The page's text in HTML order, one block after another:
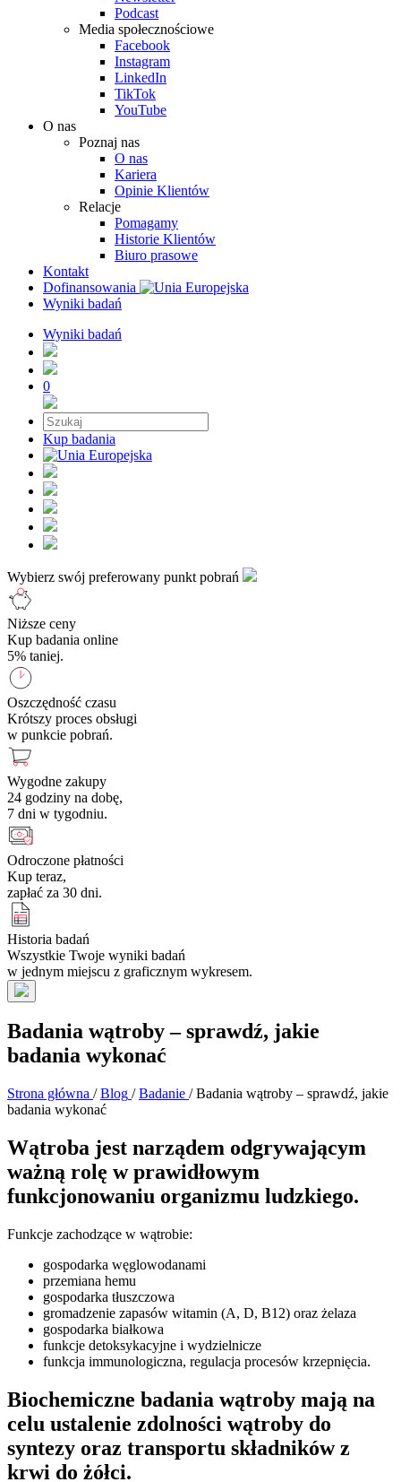
Podcast
Media społecznościowe
Facebook
Instagram
LinkedIn
TikTok
YouTube
O nas
Poznaj nas
O nas
Kariera
Opinie Klientów
Relacje
Pomagamy
Historie Klientów
Biuro prasowe
Kontakt
Dofinansowania
Wyniki badań
Wyniki badań
0
Kup badania
Wybierz swój preferowany punkt pobrań
Niższe ceny
Kup badania online
5% taniej.
Oszczędność czasu
Krótszy proces obsługi
w punkcie pobrań.
Wygodne zakupy
24 godziny na dobę,
7 dni w tygodniu.
Odroczone płatności
Kup teraz,
zapłać za 30 dni.
Historia badań
Wszystkie Twoje wyniki badań
w jednym miejscu z graficznym wykresem.
Badania wątroby – sprawdź, jakie
badania wykonać
Strona główna / Blog / Badanie / Badania wątroby – sprawdź, jakie
badania wykonać
Wątroba jest narządem odgrywającym
ważną rolę w prawidłowym
funkcjonowaniu organizmu ludzkiego.
Funkcje zachodzące w wątrobie:
gospodarka węglowodanami
przemiana hemu
gospodarka tłuszczowa
gromadzenie zapasów witamin (A, D, B12) oraz żelaza
gospodarka białkowa
funkcje detoksykacyjne i wydzielnicze
funkcja immunologiczna, regulacja procesów krzepnięcia.
Biochemiczne badania wątroby mają na
celu ustalenie zdolności wątroby do
syntezy oraz transportu składników z
krwi do żółci.